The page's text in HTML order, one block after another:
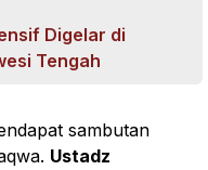
Digelar di
Tengah
sambutan
Ustadz